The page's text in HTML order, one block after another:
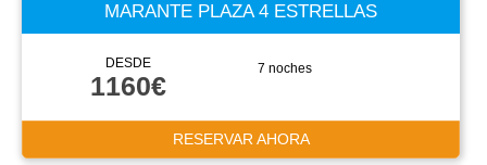
MARANTE PLAZA 4 ESTRELLAS
DESDE
1160€
7 noches
RESERVAR AHORA